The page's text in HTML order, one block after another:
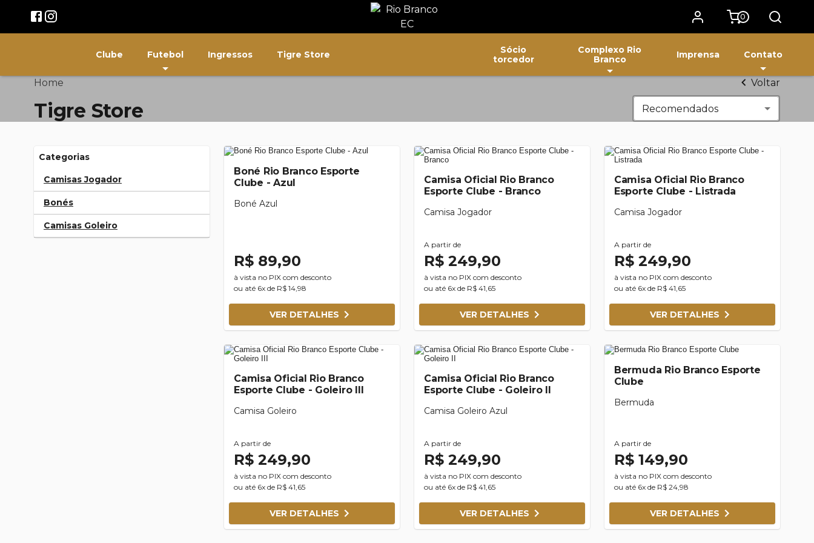
0
Clube Futebol Ingressos Tigre Store
Sócio
torcedor
Complexo Rio
Branco
Imprensa Contato
Home Voltar
Tigre Store Recomendados
Categorias
Camisas Jogador
Bonés
Camisas Goleiro
Boné Rio Branco Esporte
Clube - Azul
Boné Azul
R$ 89,90
à vista no PIX com desconto
ou até 6x de R$ 14,98
VER DETALHES
Camisa Oficial Rio Branco
Esporte Clube - Branco
Camisa Jogador
A partir de
R$ 249,90
à vista no PIX com desconto
ou até 6x de R$ 41,65
VER DETALHES
Camisa Oficial Rio Branco
Esporte Clube - Listrada
Camisa Jogador
A partir de
R$ 249,90
à vista no PIX com desconto
ou até 6x de R$ 41,65
VER DETALHES
Camisa Oficial Rio Branco
Esporte Clube - Goleiro III
Camisa Goleiro
A partir de
R$ 249,90
à vista no PIX com desconto
ou até 6x de R$ 41,65
VER DETALHES
Camisa Oficial Rio Branco
Esporte Clube - Goleiro II
Camisa Goleiro Azul
A partir de
R$ 249,90
à vista no PIX com desconto
ou até 6x de R$ 41,65
VER DETALHES
Bermuda Rio Branco Esporte
Clube
Bermuda
A partir de
R$ 149,90
à vista no PIX com desconto
ou até 6x de R$ 24,98
VER DETALHES